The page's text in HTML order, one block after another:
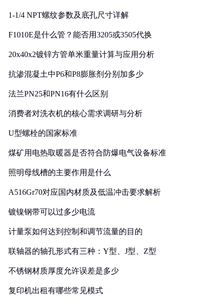
1-1/4 NPT螺纹参数及底孔尺寸详解
F1010E是什么管？能否用3205或3505代换
20x40x2镀锌方管单米重量计算与应用分析
抗渗混凝土中P6和P8膨胀剂分别加多少
法兰PN25和PN16有什么区别
消费者对洗衣机的核心需求调研与分析
U型螺栓的国家标准
煤矿用电热取暖器是否符合防爆电气设备标准
照明母线槽的主要作用是什么
A516Gr70对应国内材质及低温冲击要求解析
镀镍钢带可以过多少电流
计量泵如何达到控制和调节流量的目的
联轴器的轴孔形式有三种：Y型、J型、Z型
不锈钢材质厚度允许误差是多少
复印机出租有哪些常见模式